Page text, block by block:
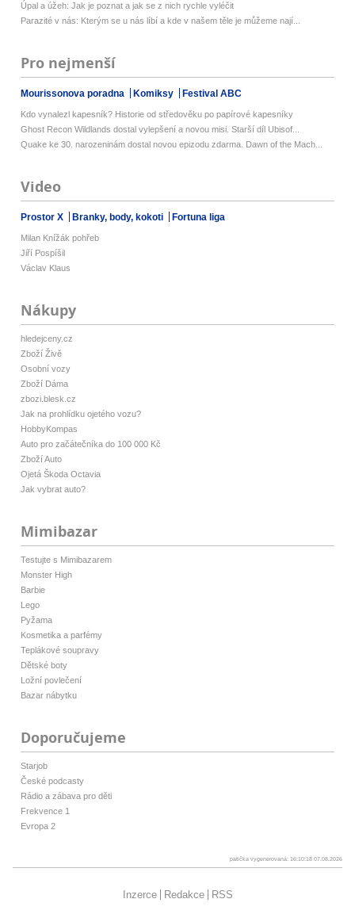
Úpal a úžeh: Jak je poznat a jak se z nich rychle vyléčit
Parazité v nás: Kterým se u nás líbí a kde v našem těle je můžeme nají...
Pro nejmenší
Mourissonova poradna Komiksy Festival ABC
Kdo vynalezl kapesník? Historie od středověku po papírové kapesníky
Ghost Recon Wildlands dostal vylepšení a novou misi. Starší díl Ubisof...
Quake ke 30. narozeninám dostal novou epizodu zdarma. Dawn of the Mach...
Video
Prostor X Branky, body, kokoti Fortuna liga
Milan Knížák pohřeb
Jiří Pospíšil
Václav Klaus
Nákupy
hledejceny.cz
Zboží Živě
Osobní vozy
Zboží Dáma
zbozi.blesk.cz
Jak na prohlídku ojetého vozu?
HobbyKompas
Auto pro začátečníka do 100 000 Kč
Zboží Auto
Ojetá Škoda Octavia
Jak vybrat auto?
Mimibazar
Testujte s Mimibazarem
Monster High
Barbie
Lego
Pyžama
Kosmetika a parfémy
Teplákové soupravy
Dětské boty
Ložní povlečení
Bazar nábytku
Doporučujeme
Starjob
České podcasty
Rádio a zábava pro děti
Frekvence 1
Evropa 2
patička vygenerovaná: 16:10:18 07.08.2026
Inzerce Redakce RSS